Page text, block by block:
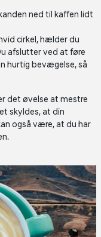
ned til kaffen lidt
cirkel, hælder du
afslutter ved at føre
hurtig bevægelse, så
det øvelse at mestre
skyldes, at din
også være, at du har